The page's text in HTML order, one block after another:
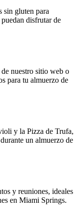
sin gluten para
disfrutar de
de nuestro sitio web o
para tu almuerzo de
y la Pizza de Trufa,
un almuerzo de
y reuniones, ideales
en Miami Springs.